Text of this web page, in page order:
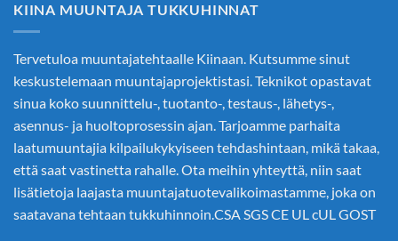
KIINA MUUNTAJA TUKKUHINNAT
Tervetuloa muuntajatehtaalle Kiinaan. Kutsumme sinut
keskustelemaan muuntajaprojektistasi. Teknikot opastavat
sinua koko suunnittelu-, tuotanto-, testaus-, lähetys-,
asennus- ja huoltoprosessin ajan. Tarjoamme parhaita
laatumuuntajia kilpailukykyiseen tehdashintaan, mikä takaa,
että saat vastinetta rahalle. Ota meihin yhteyttä, niin saat
lisätietoja laajasta muuntajatuotevalikoimastamme, joka on
saatavana tehtaan tukkuhinnoin.CSA SGS CE UL cUL GOST